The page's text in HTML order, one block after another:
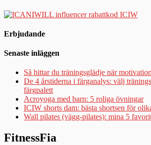
Erbjudande
Senaste inläggen
Så hittar du träningsglädje när
De 4 årstiderna i färganalys: välj
färgpalett
Acroyoga med barn: 5 roliga övningar
ICIW shorts dam: bästa shortsen för
Wall pilates (vägg-pilates): mina 5
FitnessFia